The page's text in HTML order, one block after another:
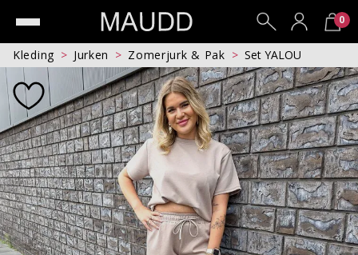
0
Kleding Jurken Zomerjurk & Pak Set YALOU